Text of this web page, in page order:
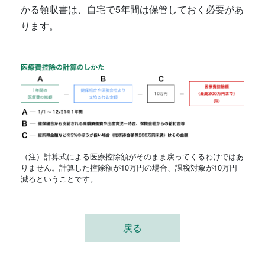
かる領収書は、自宅で5年間は保管しておく必要があ
ります。
（注）計算式による医療控除額がそのまま戻ってくるわけではあ
りません。計算した控除額が10万円の場合、課税対象が10万円
減るということです。
戻る